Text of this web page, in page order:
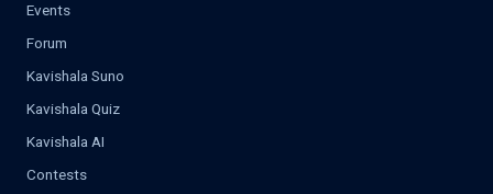
Events
Forum
Kavishala Suno
Kavishala Quiz
Kavishala AI
Contests